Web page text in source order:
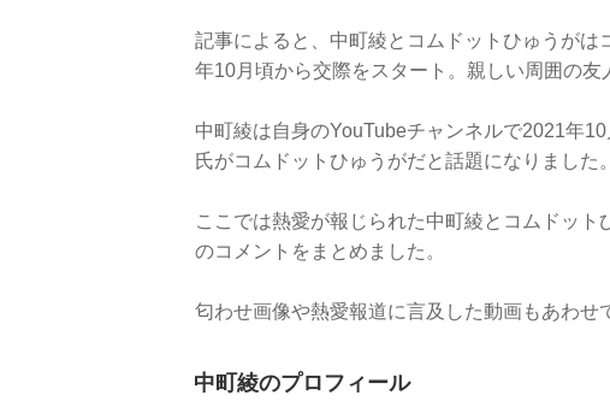
記事によると、中町綾とコムドットひゅうが
年10月頃から交際をスタート。親しい周囲の友
中町綾は自身のYouTubeチャンネルで2021年
氏がコムドットひゅうがだと話題になりました。
ここでは熱愛が報じられた中町綾とコムドッ
のコメントをまとめました。
匂わせ画像や熱愛報道に言及した動画もあわせ
中町綾のプロフィール